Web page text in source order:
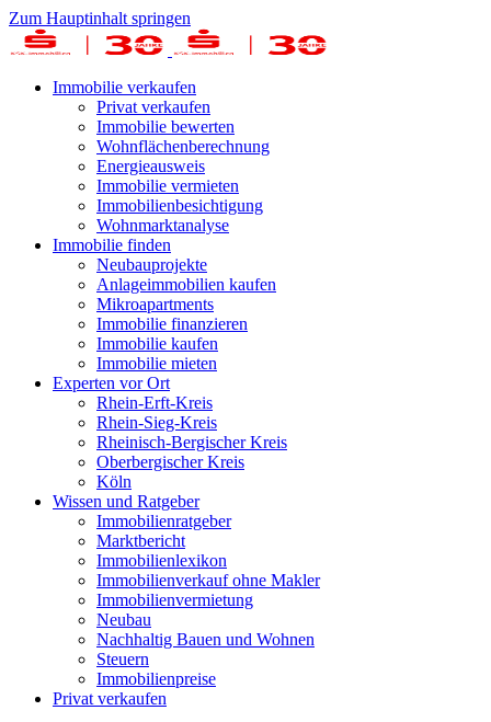
Zum Hauptinhalt springen
Immobilie verkaufen
Privat verkaufen
Immobilie bewerten
Wohnflächenberechnung
Energieausweis
Immobilie vermieten
Immobilienbesichtigung
Wohnmarktanalyse
Immobilie finden
Neubauprojekte
Anlageimmobilien kaufen
Mikroapartments
Immobilie finanzieren
Immobilie kaufen
Immobilie mieten
Experten vor Ort
Rhein-Erft-Kreis
Rhein-Sieg-Kreis
Rheinisch-Bergischer Kreis
Oberbergischer Kreis
Köln
Wissen und Ratgeber
Immobilienratgeber
Marktbericht
Immobilienlexikon
Immobilienverkauf ohne Makler
Immobilienvermietung
Neubau
Nachhaltig Bauen und Wohnen
Steuern
Immobilienpreise
Privat verkaufen